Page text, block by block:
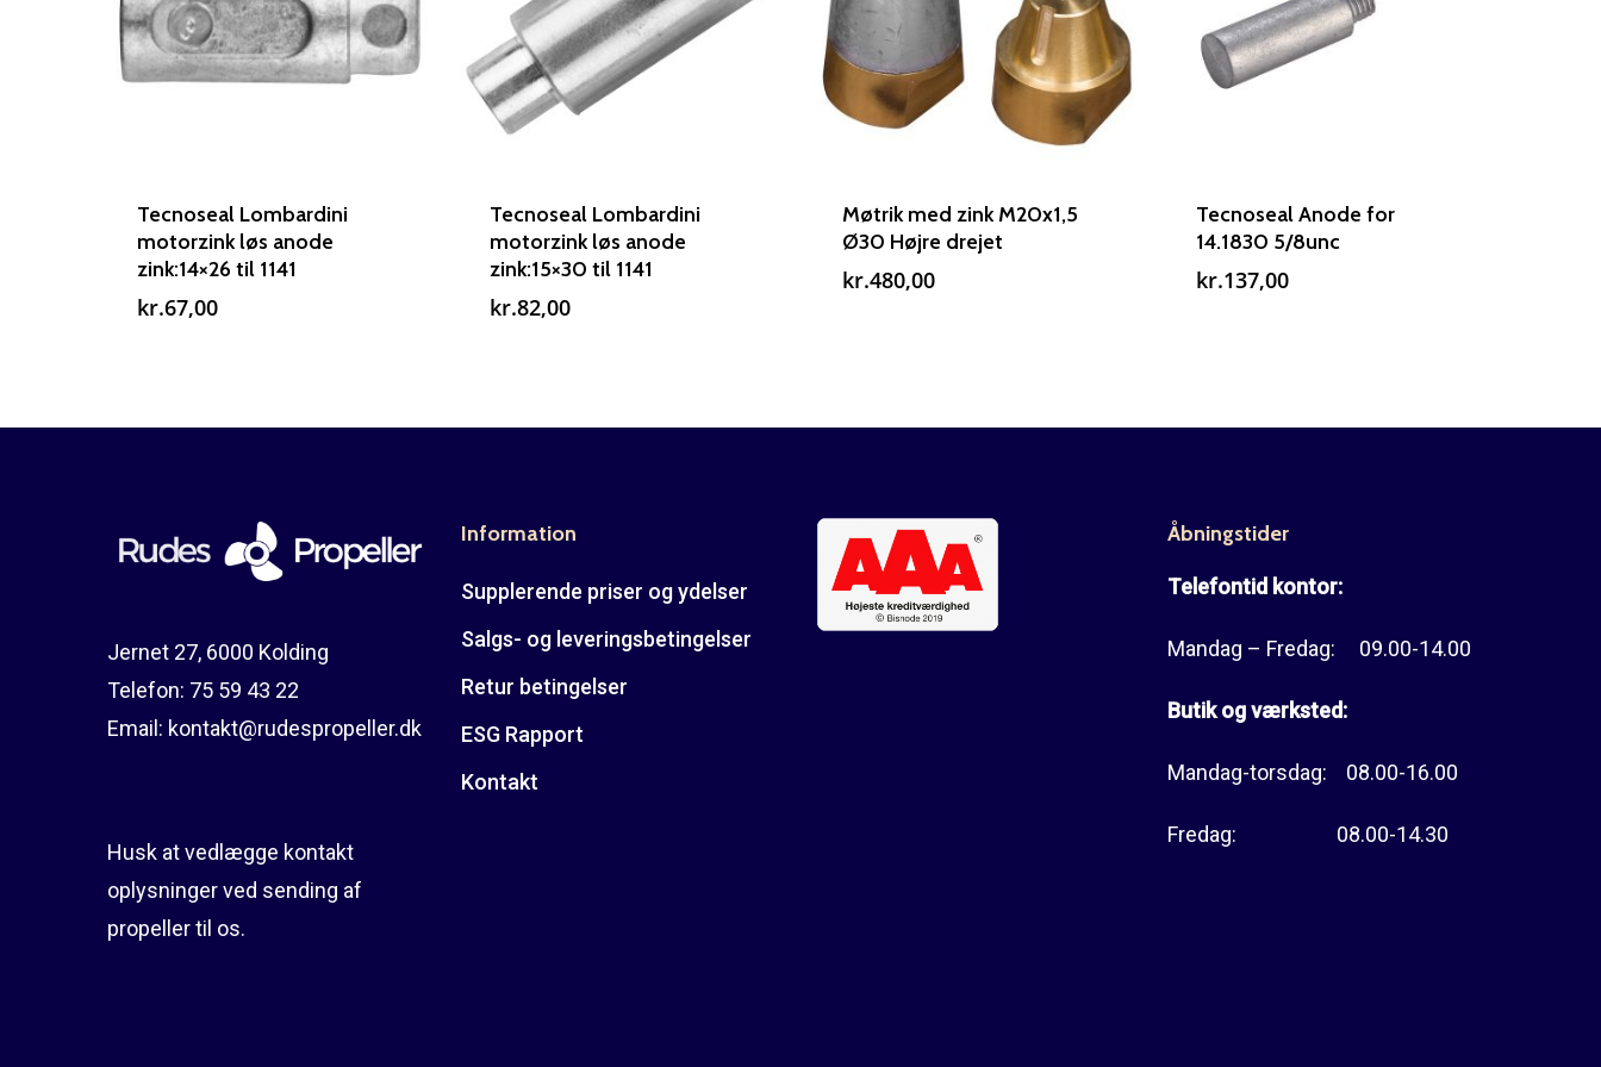
Tecnoseal Lombardini
motorzink løs anode
zink:14×26 til 1141
kr.67,00
Tecnoseal Lombardini
motorzink løs anode
zink:15×30 til 1141
kr.82,00
Møtrik med zink M20x1,5
Ø30 Højre drejet
kr.480,00
Tecnoseal Anode for
14.1830 5/8unc
kr.137,00
Jernet 27, 6000 Kolding
Telefon: 75 59 43 22
Email: kontakt@rudespropeller.dk
Husk at vedlægge kontakt
oplysninger ved sending af
propeller til os.
Information
Supplerende priser og ydelser
Salgs- og leveringsbetingelser
Retur betingelser
ESG Rapport
Kontakt
Åbningstider
Telefontid kontor:
Mandag – Fredag: 09.00-14.00
Butik og værksted:
Mandag-torsdag: 08.00-16.00
Fredag: 08.00-14.30